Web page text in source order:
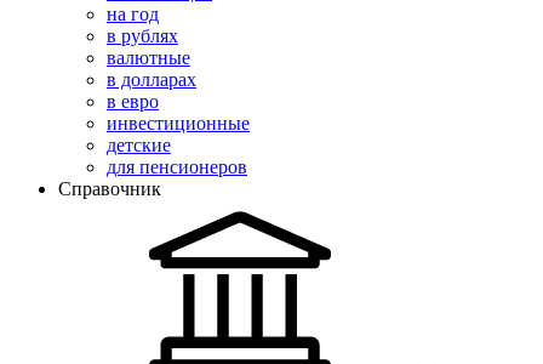
на год
в рублях
валютные
в долларах
в евро
инвестиционные
детские
для пенсионеров
Справочник